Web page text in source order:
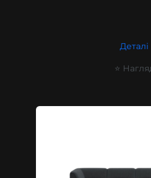
Деталі
⭐